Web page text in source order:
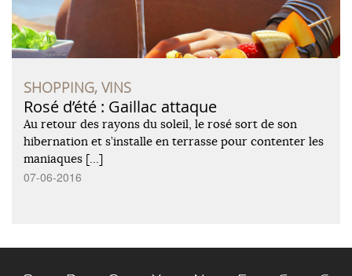
SHOPPING, VINS
Rosé d’été : Gaillac attaque
Au retour des rayons du soleil, le rosé sort de son
hibernation et s’installe en terrasse pour contenter les
maniaques […]
07-06-2016